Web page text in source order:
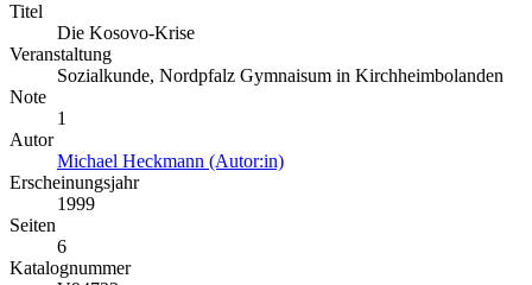
Titel
Die Kosovo-Krise
Veranstaltung
Sozialkunde, Nordpfalz Gymnaisum in Kirchheimbolanden
Note
1
Autor
Michael Heckmann (Autor:in)
Erscheinungsjahr
1999
Seiten
6
Katalognummer